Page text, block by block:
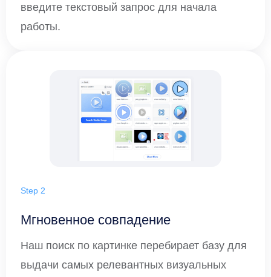
введите текстовый запрос для начала
работы.
Step 2
Мгновенное совпадение
Наш поиск по картинке перебирает базу для
выдачи самых релевантных визуальных